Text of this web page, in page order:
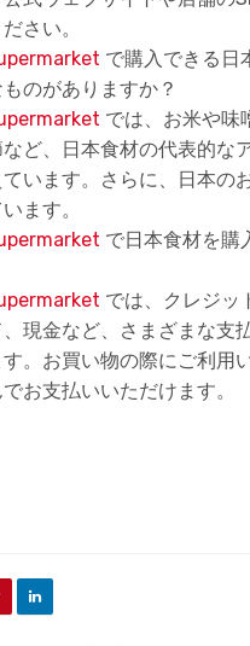
さい。
で購入できる日
のがありますか？
では、お米や味
ど、日本食材の代表的な
います。さらに、日本の
ます。
で日本食材を購
では、クレジッ
現金など、さまざまな支
。お買い物の際にご利用
お支払いいただけます。